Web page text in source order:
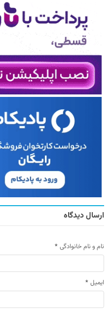
ارسال دیدگاه
نام و نام خانوادگی *
ایمیل *